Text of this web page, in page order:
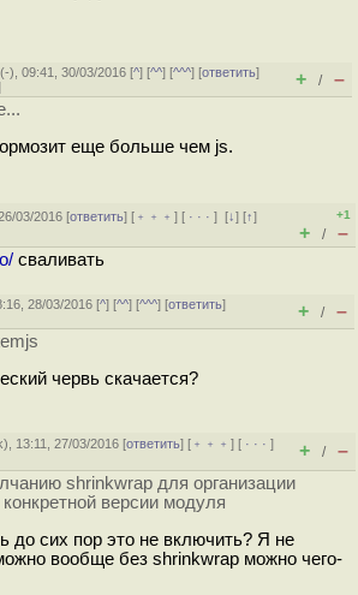
(-), 09:41, 30/03/2016 [^] [^^] [^^^] [ответить]
+ / –
еще больше чем js.
03/2016 [ответить] [ ﹢﹢﹢] [ · · ·][↓] [↑]
+1
+ / –
сваливать
28/03/2016 [^] [^^] [^^^] [ответить]
+ / –
червь скачается?
), 13:11, 27/03/2016 [ответить] [ ﹢﹢﹢] [ · · ·]
+ / –
shrinkwrap для организации
конкретной версии модуля
до сих пор это не включить? Я не
вообще без shrinkwrap можно чего-